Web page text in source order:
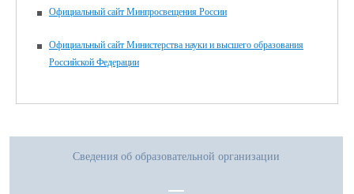
Официальный сайт Минпросвещения России
Официальный сайт Министерства науки и высшего образования
Российской Федерации
Сведения об образовательной организации